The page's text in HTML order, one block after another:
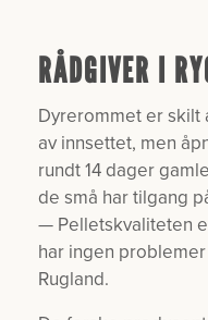
RÅDGIVER I
Dyrerommet er skilt
av innsettet, men
rundt 14 dager
de små har tilgang
— Pelletskvaliteten
har ingen
Rugland.